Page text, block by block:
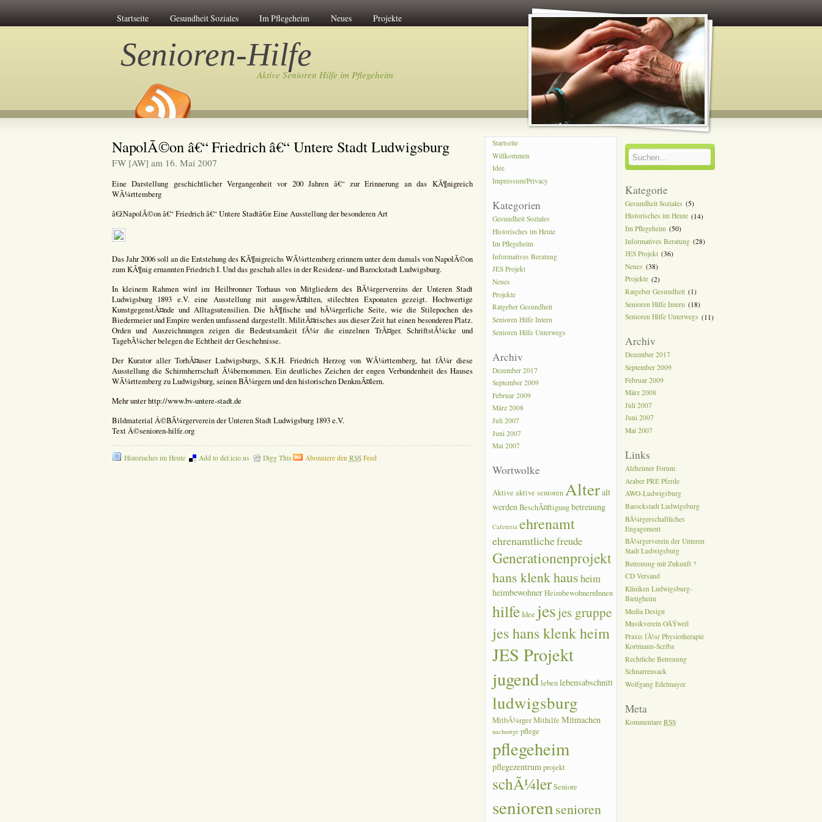
Startseite Gesundheit Soziales Im Pflegeheim Neues Projekte
Senioren-Hilfe
Aktive Senioren Hilfe im Pflegeheim
NapolÃ©on â€“ Friedrich â€“ Untere Stadt Ludwigsburg
FW [AW] am 16. Mai 2007
Eine Darstellung geschichtlicher Vergangenheit vor 200 Jahren â€“ zur Erinnerung an das KÃ¶nigreich
WÃ¼rttemberg
â€žNapolÃ©on â€“ Friedrich â€“ Untere Stadtâ€œ Eine Ausstellung der besonderen Art
Das Jahr 2006 soll an die Entstehung des KÃ¶nigreichs WÃ¼rttemberg erinnern unter dem damals von NapolÃ©on
zum KÃ¶nig ernannten Friedrich I. Und das geschah alles in der Residenz- und Barockstadt Ludwigsburg.
In kleinem Rahmen wird im Heilbronner Torhaus von Mitgliedern des BÃ¼rgervereins der Unteren Stadt
Ludwigsburg 1893 e.V. eine Ausstellung mit ausgewÃ¤hlten, stilechten Exponaten gezeigt. Hochwertige
KunstgegenstÃ¤nde und Alltagsutensilien. Die hÃ¶fische und bÃ¼rgerliche Seite, wie die Stilepochen des
Biedermeier und Empire werden umfassend dargestellt. MilitÃ¤risches aus dieser Zeit hat einen besonderen Platz.
Orden und Auszeichnungen zeigen die Bedeutsamkeit fÃ¼r die einzelnen TrÃ¤ger. SchriftstÃ¼cke und
TagebÃ¼cher belegen die Echtheit der Geschehnisse.
Der Kurator aller TorhÃ¤user Ludwigsburgs, S.K.H. Friedrich Herzog von WÃ¼rttemberg, hat fÃ¼r diese
Ausstellung die Schirmherrschaft Ã¼bernommen. Ein deutliches Zeichen der engen Verbundenheit des Hauses
WÃ¼rttemberg zu Ludwigsburg, seinen BÃ¼rgern und den historischen DenkmÃ¤lern.
Mehr unterhttp://www.bv-untere-stadt.de
Bildmaterial Â©BÃ¼rgerverein der Unteren Stadt Ludwigsburg 1893 e.V.
Text Â©senioren-hilfe.org
Historisches im Heute Add to del.icio.us Digg This Abonniere den RSSFeed
Startseite
Willkommen
Idee
Impressum/Privacy
Kategorien
Gesundheit Soziales
Historisches im Heute
Im Pflegeheim
Informatives Beratung
JES Projekt
Neues
Projekte
Ratgeber Gesundheit
Senioren Hilfe Intern
Senioren Hilfe Unterwegs
Archiv
Dezember 2017
September 2009
Februar 2009
März 2008
Juli 2007
Juni 2007
Mai 2007
Wortwolke
Aktive aktive seniorenAlteralt
werdenBeschÃ¤ftigungbetreuung
Cafeteria ehrenamt
ehrenamtlichefreude
Generationenprojekt
hans klenk hausheim
heimbewohnerHeimbewohnernInnen
hilfeIdee jesjes gruppe
jes hans klenk heim
JES Projekt
jugendlebenlebensabschnitt
ludwigsburg
MitbÃ¼rgerMithilfe Mitmachen
nachsorge pflege
pflegeheim
pflegezentrumprojekt
schÃ¼lerSeniore
seniorensenioren
Kategorie
Gesundheit Soziales (5)
Historisches im Heute (14)
Im Pflegeheim (50)
Informatives Beratung (28)
JES Projekt (36)
Neues (38)
Projekte (2)
Ratgeber Gesundheit (1)
Senioren Hilfe Intern (18)
Senioren Hilfe Unterwegs (11)
Archiv
Dezember 2017
September 2009
Februar 2009
März 2008
Juli 2007
Juni 2007
Mai 2007
Links
Alzheimer Forum
Araber PRE Pferde
AWO-Ludwigsburg
Barockstadt Ludwigsburg
BÃ¼rgerschaftliches
Engagement
BÃ¼rgerverein der Unteren
Stadt Ludwigsburg
Betreuung mit Zukunft ?
CD Versand
Kliniken Ludwigsburg-
Bietigheim
Media Design
Musikverein OÃŸweil
Praxis fÃ¼r Physiotherapie
Kortmann-Scriba
Rechtliche Betreuung
Schnarrensack
Wolfgang Edelmayer
Meta
KommentareRSS